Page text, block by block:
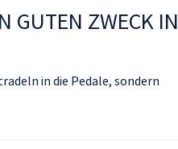
GUTEN ZWECK IN
in die Pedale, sondern